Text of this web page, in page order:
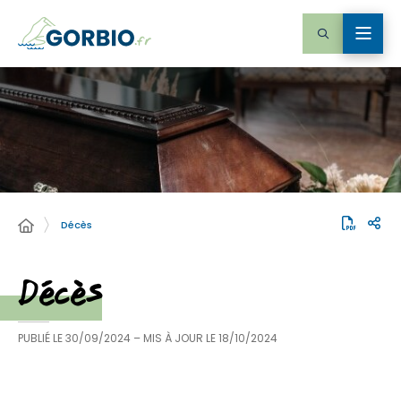
Décès
Décès
PUBLIÉ LE30/09/2024 – MIS À JOUR LE18/10/2024